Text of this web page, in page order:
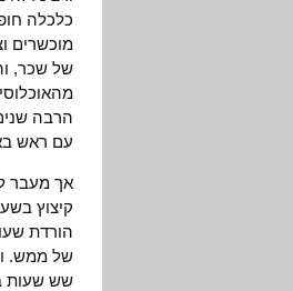
כלכלה
הרבה
עם ראש
אך מעבר
קיצוץ
הורדת
של ממש.
שש שעות